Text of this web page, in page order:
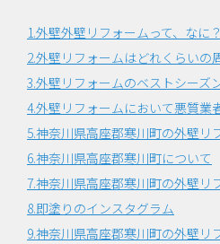
1.外壁外壁リフォームって、なに？
2.外壁リフォームはどれくらいの
3.外壁リフォームのベストシーズ
4.外壁リフォームにおいて悪質業
5.神奈川県高座郡寒川町の外壁リ
6.神奈川県高座郡寒川町について
7.神奈川県高座郡寒川町の外壁リ
8.即塗りのインスタグラム
9.神奈川県高座郡寒川町の外壁リ